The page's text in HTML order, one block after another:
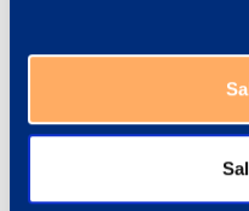
The main media